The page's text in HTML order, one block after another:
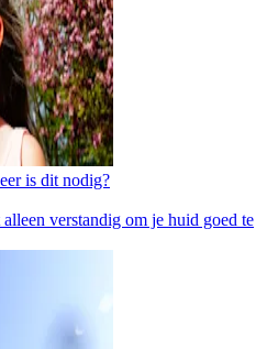
is dit nodig?
verstandig om je huid goed te